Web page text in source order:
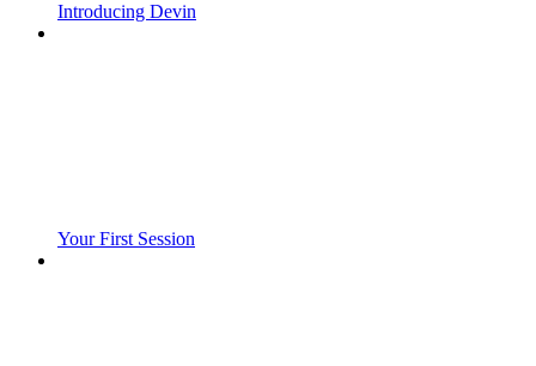
Introducing Devin
Your First Session